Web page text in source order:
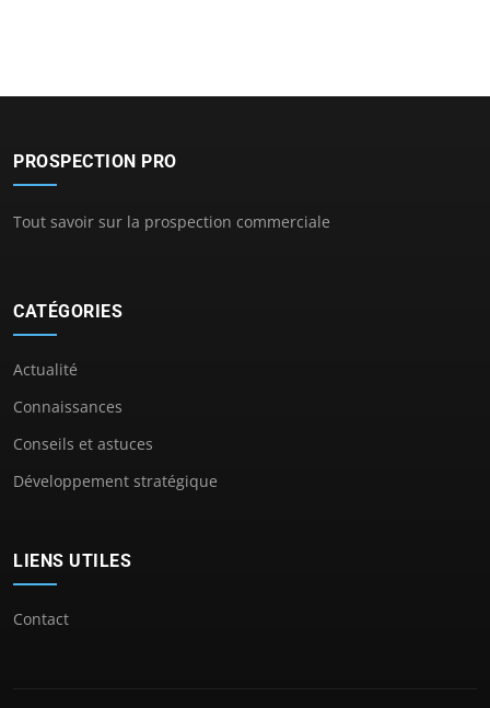
PROSPECTION PRO
Tout savoir sur la prospection commerciale
CATÉGORIES
Actualité
Connaissances
Conseils et astuces
Développement stratégique
LIENS UTILES
Contact